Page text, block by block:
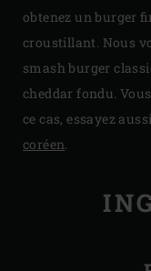
obtenez un burger
croustillant. Nous
smash burger
cheddar fondu.
ce cas, essayez
coréen